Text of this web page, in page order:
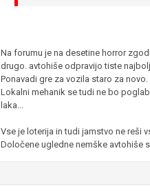
Na forumu je na desetine horror
drugo. avtohiše odpravijo tiste
Ponavadi gre za vozila staro za novo.
Lokalni mehanik se tudi ne bo
laka...
Vse je loterija in tudi jamstvo ne reši
Določene ugledne nemške avtohiše